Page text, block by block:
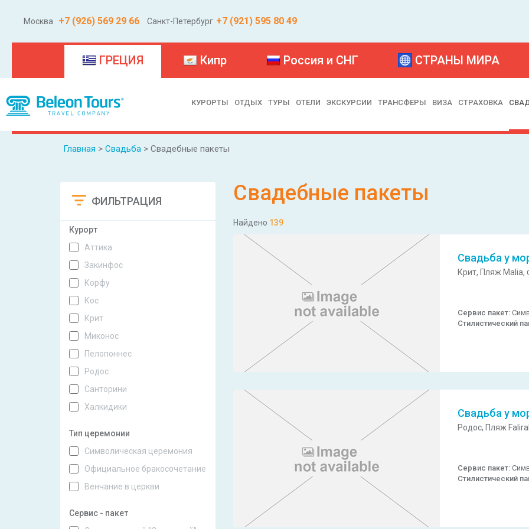
Москва +7 (926) 569 29 66 Санкт-Петербург +7 (921) 595 80 49
ГРЕЦИЯ(current) Кипр Россия и СНГ СТРАНЫ МИРА
КУРОРТЫ ОТДЫХ ТУРЫ ОТЕЛИ ЭКСКУРСИИ ТРАНСФЕРЫ ВИЗА СТРАХОВКА
Главная > Свадьба > Свадебные пакеты
ФИЛЬТРАЦИЯ
Курорт
Аттика
Закинфос
Корфу
Кос
Крит
Миконос
Пелопоннес
Родос
Санторини
Халкидики
Тип церемонии
Символическая церемония
Официальное бракосочетание
Венчание в церкви
Сервис - пакет
Свадебные пакеты
Найдено 139
Свадьба у
Крит, Пляж Malia,
Сервис пакет:
Стилистический
Свадьба у
Родос, Пляж
Сервис пакет:
Стилистический